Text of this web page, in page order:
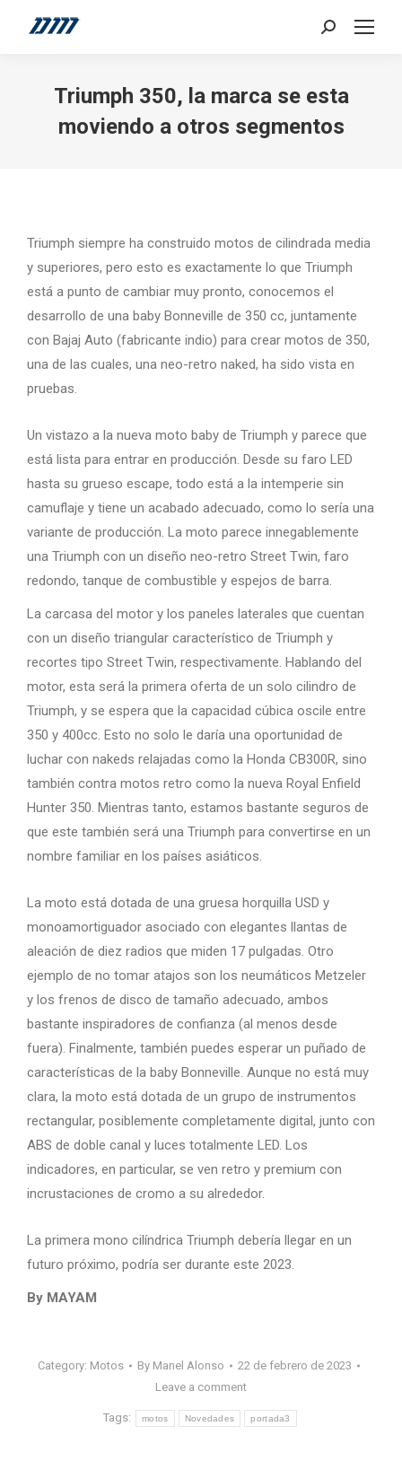
Search:
Triumph 350, la marca se esta
moviendo a otros segmentos
Triumph siempre ha construido motos de cilindrada media
y superiores, pero esto es exactamente lo que Triumph
está a punto de cambiar muy pronto, conocemos el
desarrollo de una baby Bonneville de 350 cc, juntamente
con Bajaj Auto (fabricante indio) para crear motos de 350,
una de las cuales, una neo-retro naked, ha sido vista en
pruebas.
Un vistazo a la nueva moto baby de Triumph y parece que
está lista para entrar en producción. Desde su faro LED
hasta su grueso escape, todo está a la intemperie sin
camuflaje y tiene un acabado adecuado, como lo sería una
variante de producción. La moto parece innegablemente
una Triumph con un diseño neo-retro Street Twin, faro
redondo, tanque de combustible y espejos de barra.
La carcasa del motor y los paneles laterales que cuentan
con un diseño triangular característico de Triumph y
recortes tipo Street Twin, respectivamente. Hablando del
motor, esta será la primera oferta de un solo cilindro de
Triumph, y se espera que la capacidad cúbica oscile entre
350 y 400cc. Esto no solo le daría una oportunidad de
luchar con nakeds relajadas como la Honda CB300R, sino
también contra motos retro como la nueva Royal Enfield
Hunter 350. Mientras tanto, estamos bastante seguros de
que este también será una Triumph para convertirse en un
nombre familiar en los países asiáticos.
La moto está dotada de una gruesa horquilla USD y
monoamortiguador asociado con elegantes llantas de
aleación de diez radios que miden 17 pulgadas. Otro
ejemplo de no tomar atajos son los neumáticos Metzeler
y los frenos de disco de tamaño adecuado, ambos
bastante inspiradores de confianza (al menos desde
fuera). Finalmente, también puedes esperar un puñado de
características de la baby Bonneville. Aunque no está muy
clara, la moto está dotada de un grupo de instrumentos
rectangular, posiblemente completamente digital, junto con
ABS de doble canal y luces totalmente LED. Los
indicadores, en particular, se ven retro y premium con
incrustaciones de cromo a su alrededor.
La primera mono cilíndrica Triumph debería llegar en un
futuro próximo, podría ser durante este 2023.
By MAYAM
Category: Motos By Manel Alonso
22 de febrero de 2023
Leave a comment
Tags: motos Novedades portada3